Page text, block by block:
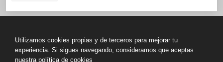
Política de Privacidad
Utilizamos cookies propias y de terceros para mejorar tu
experiencia. Si sigues navegando, consideramos que aceptas
nuestra política de cookies